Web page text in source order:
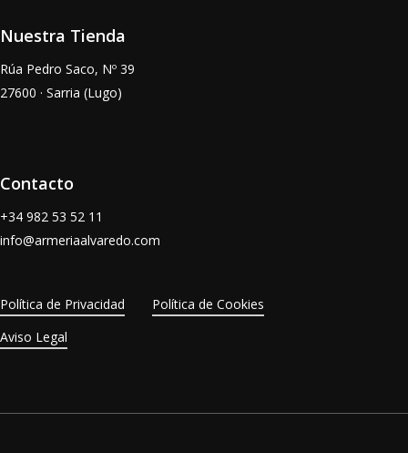
Nuestra Tienda
Rúa Pedro Saco, Nº 39
27600 · Sarria (Lugo)
Contacto
+34 982 53 52 11
info@armeriaalvaredo.com
Política de Privacidad
Política de Cookies
Aviso Legal